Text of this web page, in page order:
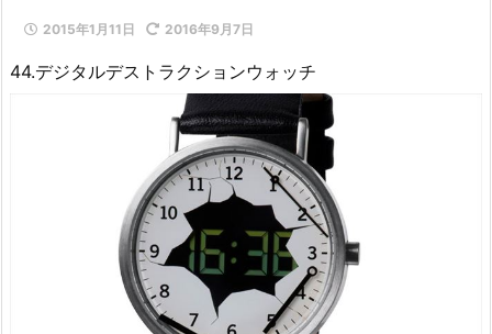
2015年1月11日 2016年9月7日
44.デジタルデストラクションウォッチ